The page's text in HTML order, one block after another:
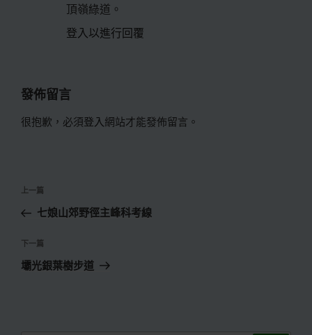
頂嶺綠道。
登入以進行回覆
發佈留言
很抱歉，必須登入 網站才能發佈留言。
文
導
覽
上
一
文
章
上一篇
七娘山郊野徑主峰科考線
下
一
下一篇
壩光銀葉樹步道